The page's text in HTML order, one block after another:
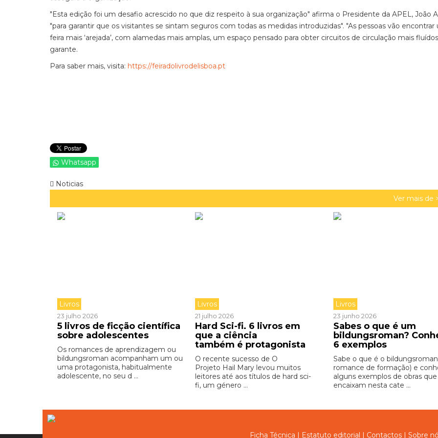
"Esta edição foi um desafio acrescido no que diz respeito à sua organização" afirma o Presidente da APEL, João
"para garantir que os visitantes se sintam seguros com todas as medidas introduzidas". "As pessoas vão encontrar
feira mais ‘arejada’, com alamedas mais amplas, um espaço pensado para obter circuitos de circulação mais
garante.
Para saber mais, visita: https://feiradolivrodelisboa.pt
Whatsapp
Noticias
Ver mais de
Livros
23 julho 2026
5 livros de ficção científica
sobre adolescentes
Os romances de aprendizagem ou
bildungsroman acompanham um ou
uma protagonista, habitualmente
adolescente, no seu d ...
Livros
21 julho 2026
Hard Sci-fi. 6 livros em
que a ciência
também é protagonista
O recente sucesso de O
Projeto Hail Mary levou muitos
leitores até aos títulos de hard sci-
fi, um género ...
Livros
23 junho 2026
Sabes o que é um
bildungsroman?
6 exemplos
Sabe o que é o
romance de formação) e
alguns exemplos de obras que
encaixam nesta cate ...
Ficha Técnica | Estatuto editorial | Contactos | Sobre